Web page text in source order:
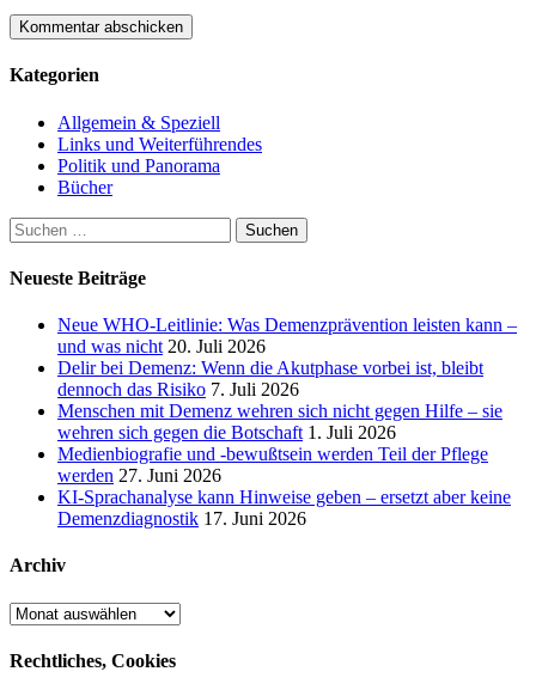
Kategorien
Allgemein & Speziell
Links und Weiterführendes
Politik und Panorama
Bücher
Suchen
nach:
Neueste Beiträge
Neue WHO-Leitlinie: Was Demenzprävention leisten kann –
und was nicht 20. Juli 2026
Delir bei Demenz: Wenn die Akutphase vorbei ist, bleibt
dennoch das Risiko 7. Juli 2026
Menschen mit Demenz wehren sich nicht gegen Hilfe – sie
wehren sich gegen die Botschaft 1. Juli 2026
Medienbiografie und -bewußtsein werden Teil der Pflege
werden 27. Juni 2026
KI-Sprachanalyse kann Hinweise geben – ersetzt aber keine
Demenzdiagnostik 17. Juni 2026
Archiv
Archiv
Rechtliches, Cookies